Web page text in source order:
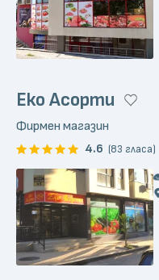
Еко Асорти
Фирмен магазин
4.6 (83 гласа)